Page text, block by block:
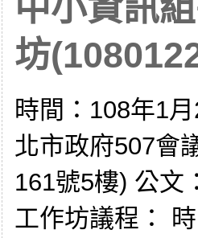
中小資訊
坊
時間：108年1
北市政府507會
161號5樓) 公文
工作坊議程：